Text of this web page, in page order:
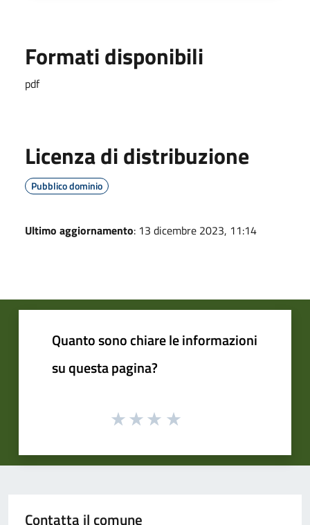
Formati disponibili
pdf
Licenza di distribuzione
Pubblico dominio
Ultimo aggiornamento: 13 dicembre 2023, 11:14
Quanto sono chiare le informazioni
su questa pagina?
Contatta il comune